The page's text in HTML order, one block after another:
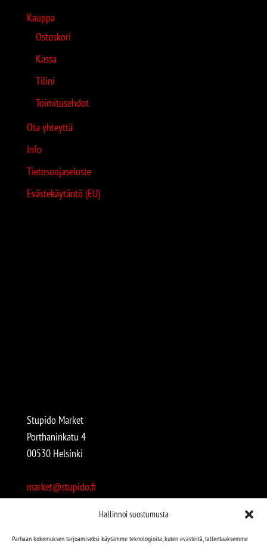
Hallinnoi suostumusta
Parhaan kokemuksen tarjoamiseksi käytämme teknologioita, kuten evästeitä, tallentaaksemme
Kauppa
Ostoskori
Kassa
Tilini
Toimitusehdot
Ota yhteyttä
Info
Tietosuojaseloste
Evästekäytäntö (EU)
Stupido Market
Porthaninkatu 4
00530 Helsinki
market@stupido.fi
Avoinna: